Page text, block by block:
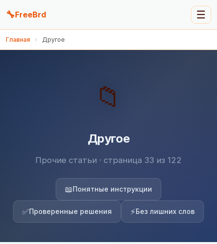
🔧FreeBrd ☰
Главная › Другое
📁
Другое
Прочие статьи · страница 33 из 122
📖Понятные инструкции
✅Проверенные решения ⚡Без лишних слов